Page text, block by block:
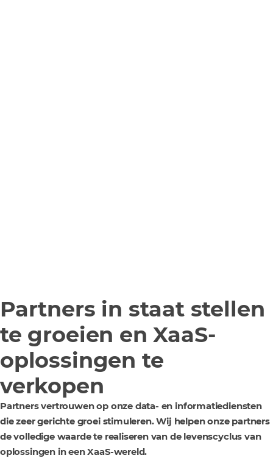
Partners in staat stellen
te groeien en XaaS-
oplossingen te
verkopen
Partners vertrouwen op onze data- en informatiediensten
die zeer gerichte groei stimuleren. Wij helpen onze partners
de volledige waarde te realiseren van de levenscyclus van
oplossingen in een XaaS-wereld.